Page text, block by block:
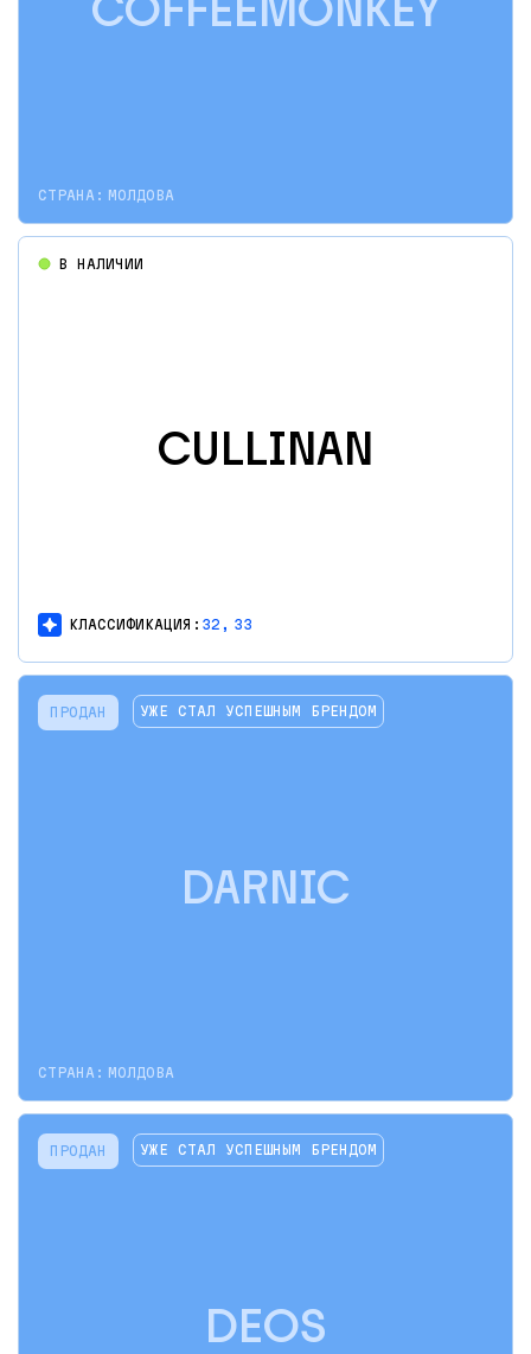
COFFEEMONKEY
СТРАНА: МОЛДОВА
В НАЛИЧИИ
CULLINAN
КЛАССИФИКАЦИЯ: 32, 33
ПРОДАН УЖЕ СТАЛ УСПЕШНЫМ БРЕНДОМ
DARNIC
СТРАНА: МОЛДОВА
ПРОДАН УЖЕ СТАЛ УСПЕШНЫМ БРЕНДОМ
DEOS